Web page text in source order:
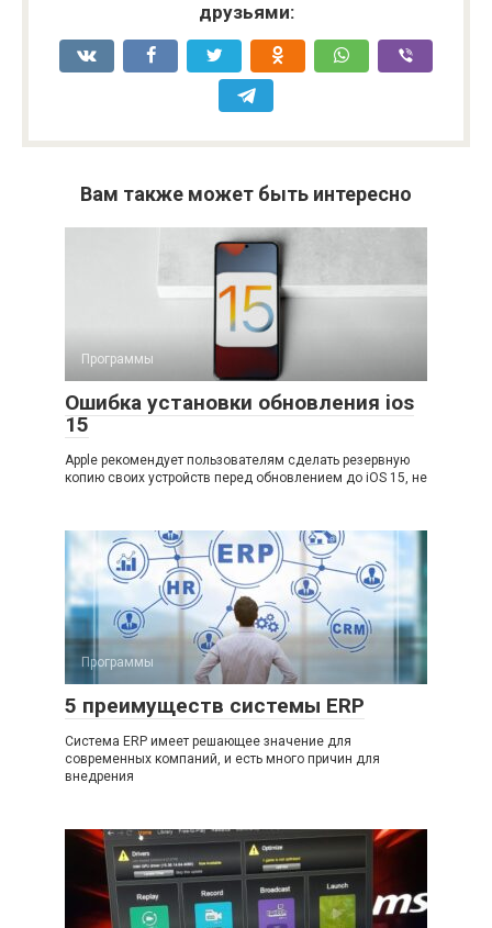
друзьями:
Вам также может быть интересно
Программы
Ошибка установки обновления ios
15
Apple рекомендует пользователям сделать резервную
копию своих устройств перед обновлением до iOS 15, не
Программы
5 преимуществ системы ERP
Система ERP имеет решающее значение для
современных компаний, и есть много причин для
внедрения